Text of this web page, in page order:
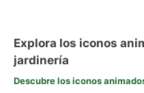
Explora los iconos
jardinería
Descubre los iconos